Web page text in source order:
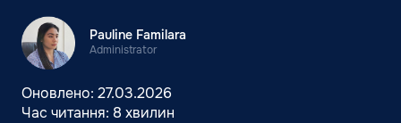
Pauline Familara
Administrator
Оновлено: 27.03.2026
Час читання: 8 хвилин